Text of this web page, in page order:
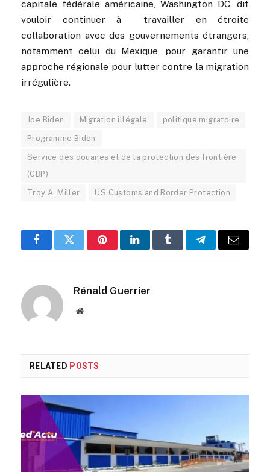
capitale fédérale américaine, Washington DC, dit
vouloir continuer à travailler en étroite
collaboration avec des gouvernements étrangers,
notamment celui du Mexique, pour garantir une
approche régionale pour lutter contre la migration
irrégulière.
Joe Biden Migration illégale politique migratoire
Programme Biden
Service des douanes et de la protection des frontière
(CBP)
Troy A. Miller US Customs and Border Protection
FacebookTwitterPinterestLinkedInTumblrTelegramEmail
Rénald Guerrier
Website
RELATED POSTS